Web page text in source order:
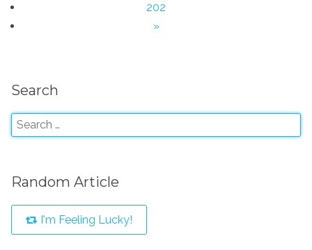
202
»
Search
Random Article
I'm Feeling Lucky!